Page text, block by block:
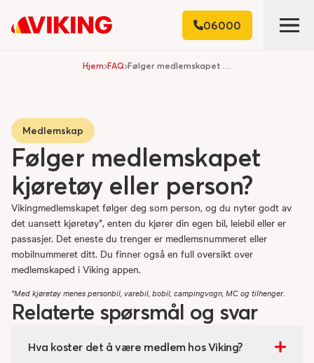
06000
Hjem FAQ Følger medlemskapet kjøretøy eller person?
Medlemskap
Følger medlemskapet
kjøretøy eller person?
Vikingmedlemskapet følger deg som person, og du nyter godt av
det uansett kjøretøy*, enten du kjører din egen bil, leiebil eller er
passasjer. Det eneste du trenger er medlemsnummeret eller
mobilnummeret ditt. Du finner også en full oversikt over
medlemskaped i Viking appen.
*Med kjøretøy menes personbil, varebil, bobil, campingvogn, MC og tilhenger.
Relaterte spørsmål og svar
Hva koster det å være medlem hos Viking?